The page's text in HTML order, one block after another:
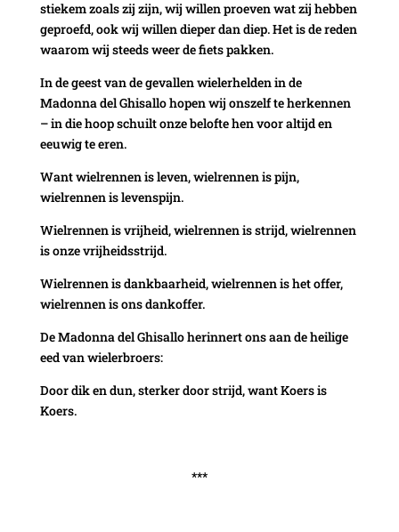
stiekem zoals zij zijn, wij willen proeven wat zij hebben
geproefd, ook wij willen dieper dan diep. Het is de reden
waarom wij steeds weer de fiets pakken.
In de geest van de gevallen wielerhelden in de
Madonna del Ghisallo hopen wij onszelf te herkennen
– in die hoop schuilt onze belofte hen voor altijd en
eeuwig te eren.
Want wielrennen is leven, wielrennen is pijn,
wielrennen is levenspijn.
Wielrennen is vrijheid, wielrennen is strijd, wielrennen
is onze vrijheidsstrijd.
Wielrennen is dankbaarheid, wielrennen is het offer,
wielrennen is ons dankoffer.
De Madonna del Ghisallo herinnert ons aan de heilige
eed van wielerbroers:
Door dik en dun, sterker door strijd, want Koers is
Koers.
***